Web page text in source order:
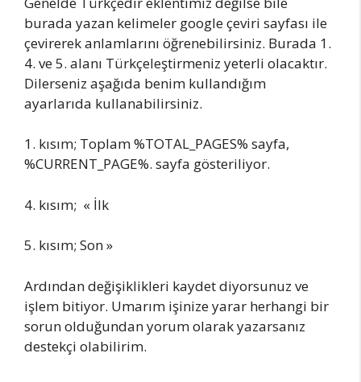
burada yazan kelimeler google çeviri sayfası ile
çevirerek anlamlarını öğrenebilirsiniz. Burada 1.
4. ve 5. alanı Türkçeleştirmeniz yeterli olacaktır.
Dilerseniz aşağıda benim kullandığım
ayarlarıda kullanabilirsiniz.
1. kısım; Toplam %TOTAL_PAGES% sayfa,
%CURRENT_PAGE%. sayfa gösteriliyor.
4. kısım; « İlk
5. kısım; Son »
Ardından değişiklikleri kaydet diyorsunuz ve
işlem bitiyor. Umarım işinize yarar herhangi bir
sorun olduğundan yorum olarak yazarsanız
destekçi olabilirim.